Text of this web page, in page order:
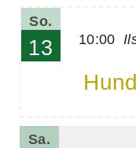
So.
13 10:00
Sa.